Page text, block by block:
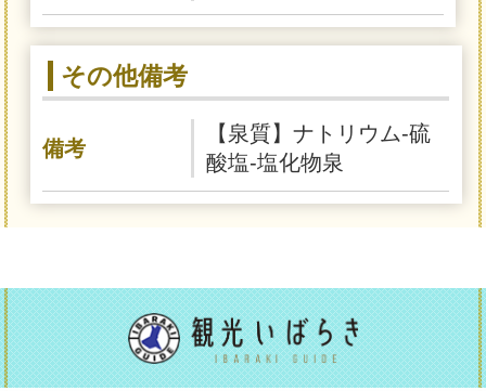
その他備考
備考
【泉質】ナトリウム-硫
酸塩-塩化物泉